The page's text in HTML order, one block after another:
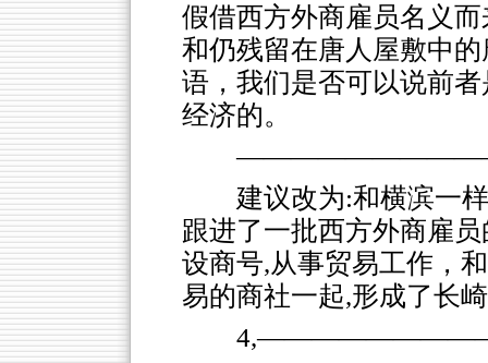
假借西方外商雇员名义
和仍残留在唐人屋敷中
语，我们是否可以说前
经济的。
建议改为:和横滨一
跟进了一批西方外商雇
设商号,从事贸易工作，
易的商社一起,形成了长